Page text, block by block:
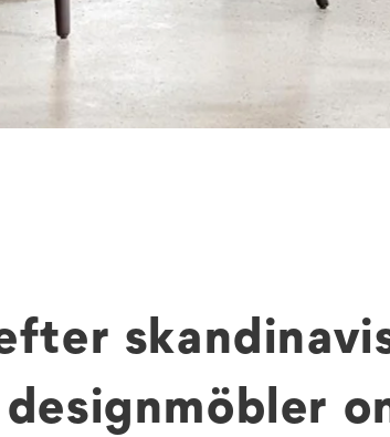
designmöbler